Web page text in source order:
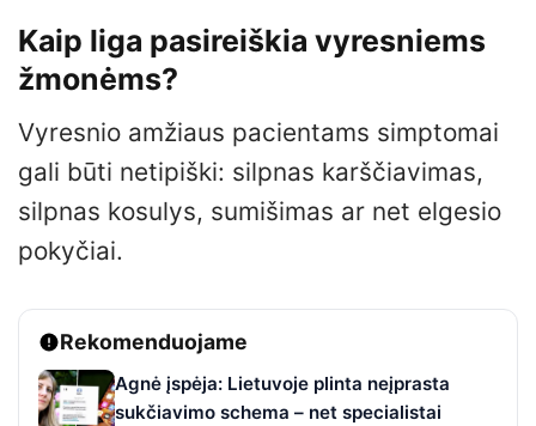
Kaip liga pasireiškia vyresniems
žmonėms?
Vyresnio amžiaus pacientams simptomai
gali būti netipiški: silpnas karščiavimas,
silpnas kosulys, sumišimas ar net elgesio
pokyčiai.
Rekomenduojame
Agnė įspėja: Lietuvoje plinta neįprasta
sukčiavimo schema – net specialistai